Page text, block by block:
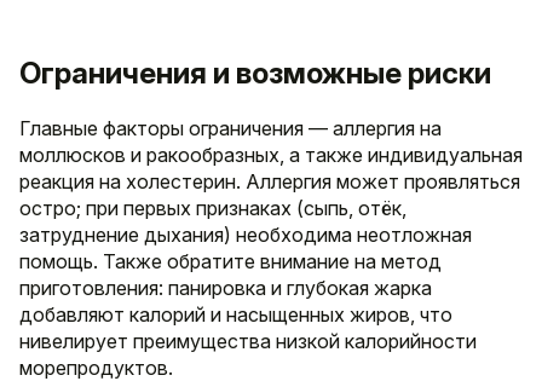
Ограничения и возможные риски
Главные факторы ограничения — аллергия на
моллюсков и ракообразных, а также индивидуальная
реакция на холестерин. Аллергия может проявляться
остро; при первых признаках (сыпь, отёк,
затруднение дыхания) необходима неотложная
помощь. Также обратите внимание на метод
приготовления: панировка и глубокая жарка
добавляют калорий и насыщенных жиров, что
нивелирует преимущества низкой калорийности
морепродуктов.